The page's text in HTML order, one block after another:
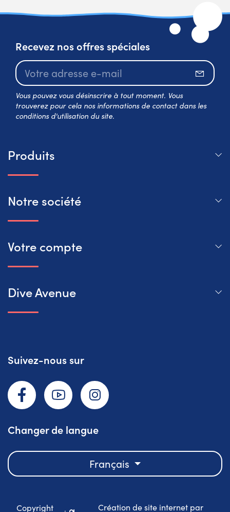
Recevez nos offres spéciales
Vous pouvez vous désinscrire à tout moment. Vous
trouverez pour cela nos informations de contact dans les
conditions d'utilisation du site.
Produits
Notre société
Votre compte
Dive Avenue
Suivez-nous sur
Changer de langue
Français
Copyright Création de site internet par